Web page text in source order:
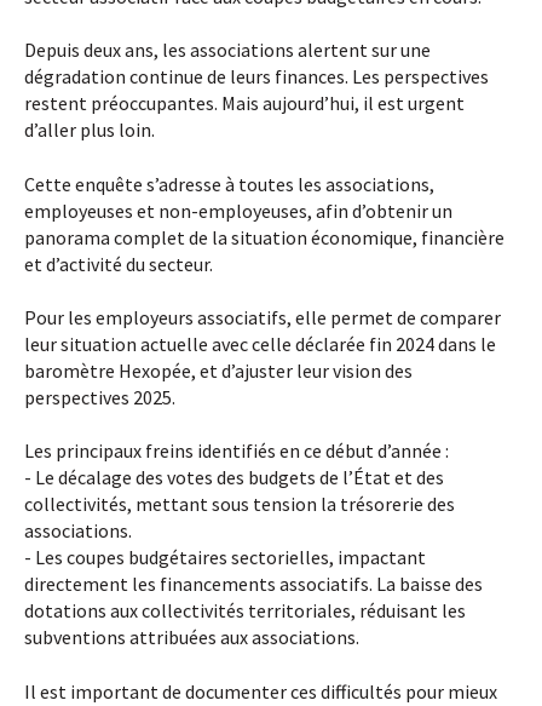
Depuis deux ans, les associations alertent sur une
dégradation continue de leurs finances. Les perspectives
restent préoccupantes. Mais aujourd’hui, il est urgent
d’aller plus loin.
Cette enquête s’adresse à toutes les associations,
employeuses et non-employeuses, afin d’obtenir un
panorama complet de la situation économique, financière
et d’activité du secteur.
Pour les employeurs associatifs, elle permet de comparer
leur situation actuelle avec celle déclarée fin 2024 dans le
baromètre Hexopée, et d’ajuster leur vision des
perspectives 2025.
Les principaux freins identifiés en ce début d’année :
- Le décalage des votes des budgets de l’État et des
collectivités, mettant sous tension la trésorerie des
associations.
- Les coupes budgétaires sectorielles, impactant
directement les financements associatifs. La baisse des
dotations aux collectivités territoriales, réduisant les
subventions attribuées aux associations.
Il est important de documenter ces difficultés pour mieux